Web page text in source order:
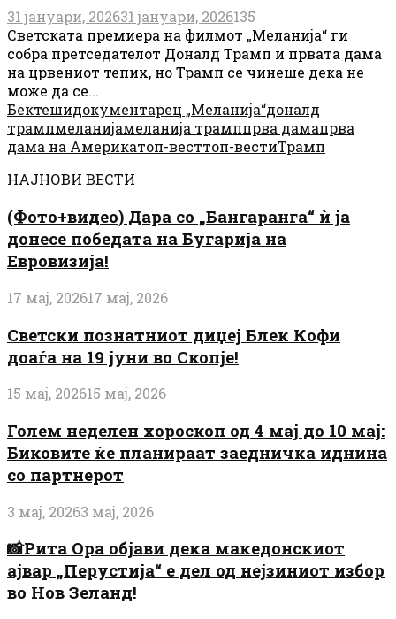
31 јануари, 202631 јануари, 2026135
Светската премиера на филмот „Меланија“ ги
собра претседателот Доналд Трамп и првата дама
на црвениот тепих, но Трамп се чинеше дека не
може да се...
Бектешидокументарец „Меланија“доналд
трампмеланијамеланија трамппрва дамапрва
дама на Америкатоп-весттоп-вестиТрамп
НАЈНОВИ ВЕСТИ
(Фото+видео) Дара со „Бангаранга“ ѝ ја
донесе победата на Бугарија на
Евровизија!
17 мај, 202617 мај, 2026
Светски познатниот диџеј Блек Кофи
доаѓа на 19 јуни во Скопје!
15 мај, 202615 мај, 2026
Голем неделен хороскоп од 4 мај до 10 мај:
Биковите ќе планираат заедничка иднина
со партнерот
3 мај, 20263 мај, 2026
📸Рита Ора објави дека македонскиот
ајвар „Перустија“ е дел од нејзиниот избор
во Нов Зеланд!